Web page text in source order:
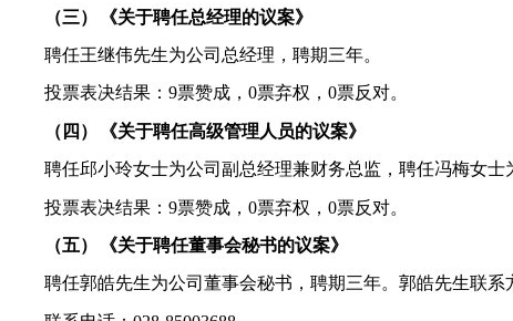
（三） 《关于聘任总经理的议案》
聘任王继伟先生为公司总经理，聘期三年。
投票表决结果： 9票赞成， 0票弃权， 0票反对。
（四） 《关于聘任高级管理人员的议案》
聘任邱小玲女士为公司副总经理兼财务总监，聘任冯梅女
投票表决结果： 9票赞成， 0票弃权， 0票反对。
（五） 《关于聘任董事会秘书的议案》
聘任郭皓先生为公司董事会秘书，聘期三年。郭皓先生联系